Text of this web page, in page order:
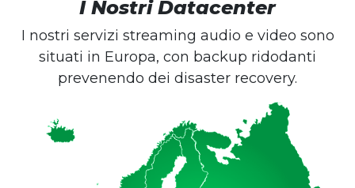
I Nostri Datacenter
I nostri servizi streaming audio e video sono
situati in Europa, con backup ridodanti
prevenendo dei disaster recovery.